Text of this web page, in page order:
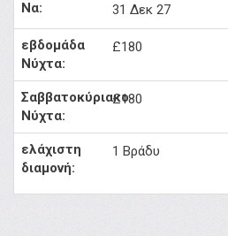
31 Δεκ 27
£180
£180
1 Βράδυ